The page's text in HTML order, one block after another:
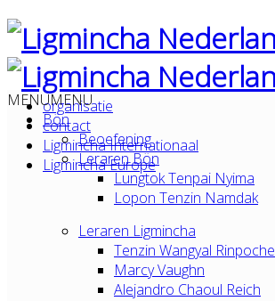
organisatie
contact
Ligmincha Internationaal
Ligmincha Europe
MENUMENU
Bön
Beoefening
Leraren Bön
Lungtok Tenpai Nyima
Lopon Tenzin Namdak
Leraren Ligmincha
Tenzin Wangyal Rinpoche
Marcy Vaughn
Alejandro Chaoul Reich